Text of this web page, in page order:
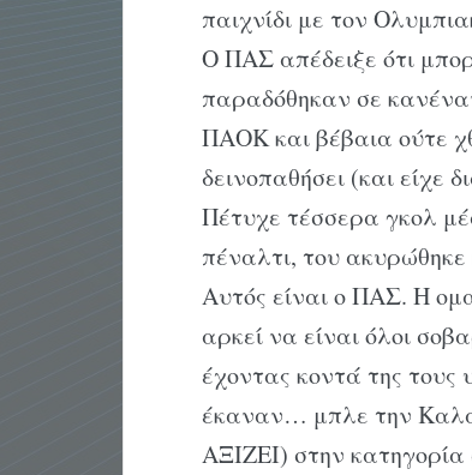
παιχνίδι με τον
Ο ΠΑΣ απέδειξε ότι
παραδόθηκαν σε
ΠΑΟΚ και βέβαια ούτε
δεινοπαθήσει (και είχε
Πέτυχε τέσσερα γκολ
πέναλτι, του ακυρώθηκε
Αυτός είναι ο ΠΑΣ. Η
αρκεί να είναι όλοι
έχοντας κοντά της τους
έκαναν… μπλε την
ΑΞΙΖΕΙ) στην